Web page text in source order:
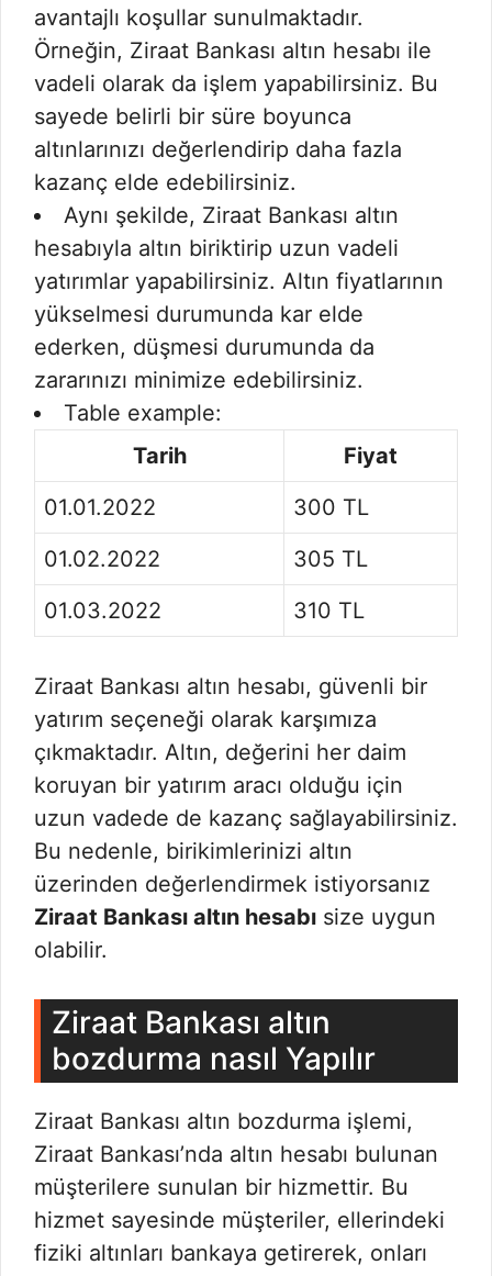
avantajlı koşullar sunulmaktadır.
Örneğin, Ziraat Bankası altın hesabı ile
vadeli olarak da işlem yapabilirsiniz. Bu
sayede belirli bir süre boyunca
altınlarınızı değerlendirip daha fazla
kazanç elde edebilirsiniz.
Aynı şekilde, Ziraat Bankası altın
hesabıyla altın biriktirip uzun vadeli
yatırımlar yapabilirsiniz. Altın fiyatlarının
yükselmesi durumunda kar elde
ederken, düşmesi durumunda da
zararınızı minimize edebilirsiniz.
Table example:
Tarih
Fiyat
01.01.2022
300 TL
01.02.2022
305 TL
01.03.2022
310 TL
Ziraat Bankası altın hesabı, güvenli bir
yatırım seçeneği olarak karşımıza
çıkmaktadır. Altın, değerini her daim
koruyan bir yatırım aracı olduğu için
uzun vadede de kazanç sağlayabilirsiniz.
Bu nedenle, birikimlerinizi altın
üzerinden değerlendirmek istiyorsanız
Ziraat Bankası altın hesabı size uygun
olabilir.
Ziraat Bankası altın
bozdurma nasıl Yapılır
Ziraat Bankası altın bozdurma işlemi,
Ziraat Bankası’nda altın hesabı bulunan
müşterilere sunulan bir hizmettir. Bu
hizmet sayesinde müşteriler, ellerindeki
fiziki altınları bankaya getirerek, onları